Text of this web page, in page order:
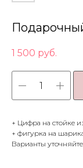
1 500 руб.
+ Цифра на стойке
+ фигурка на
Варианты